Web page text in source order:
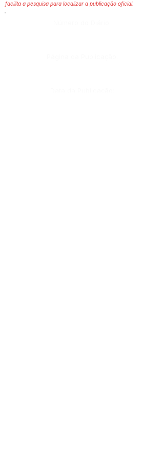
facilita a pesquisa para localizar a publicação oficial.